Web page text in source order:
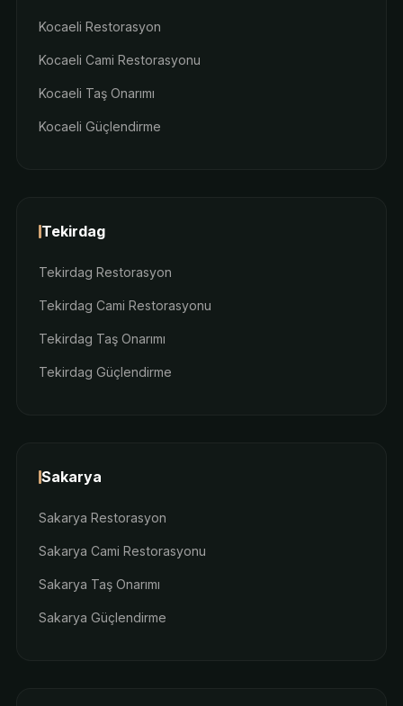
Kocaeli Restorasyon
Kocaeli Cami Restorasyonu
Kocaeli Taş Onarımı
Kocaeli Güçlendirme
Tekirdag
Tekirdag Restorasyon
Tekirdag Cami Restorasyonu
Tekirdag Taş Onarımı
Tekirdag Güçlendirme
Sakarya
Sakarya Restorasyon
Sakarya Cami Restorasyonu
Sakarya Taş Onarımı
Sakarya Güçlendirme